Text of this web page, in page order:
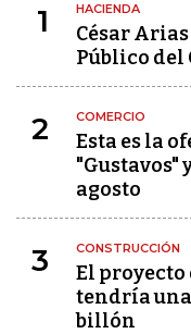
1 HACIENDA
César
Público del
2 COMERCIO
Esta es la
"Gustavos"
agosto
3 CONSTRUCCIÓN
El proyecto
tendría una
billón